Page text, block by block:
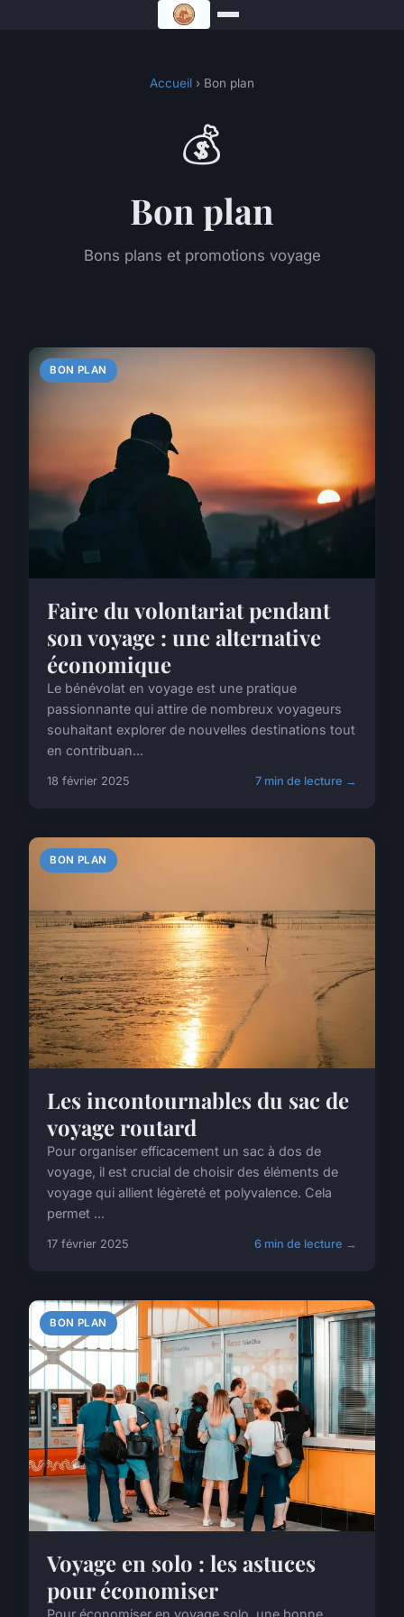
Accueil › Bon plan
💰
Bon plan
Bons plans et promotions voyage
BON PLAN
Faire du volontariat pendant
son voyage : une alternative
économique
Le bénévolat en voyage est une pratique
passionnante qui attire de nombreux voyageurs
souhaitant explorer de nouvelles destinations tout
en contribuan...
18 février 2025 7 min de lecture →
BON PLAN
Les incontournables du sac de
voyage routard
Pour organiser efficacement un sac à dos de
voyage, il est crucial de choisir des éléments de
voyage qui allient légèreté et polyvalence. Cela
permet ...
17 février 2025 6 min de lecture →
BON PLAN
Voyage en solo : les astuces
pour économiser
Pour économiser en voyage solo, une bonne